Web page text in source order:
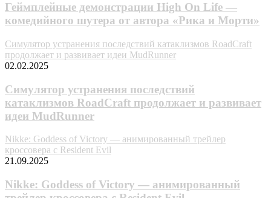
Геймплейные демонстрации High On Life —
комедийного шутера от автора «Рика и Морти»
Симулятор устранения последствий катаклизмов RoadCraft
продолжает и развивает идеи MudRunner
02.02.2025
Симулятор устранения последствий
катаклизмов RoadCraft продолжает и развивает
идеи MudRunner
Nikke: Goddess of Victory — анимированный трейлер
кроссовера с Resident Evil
21.09.2025
Nikke: Goddess of Victory — анимированный